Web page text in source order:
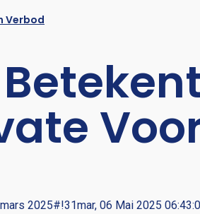
Verbod
2025#!31mar, 06 Mai 2025